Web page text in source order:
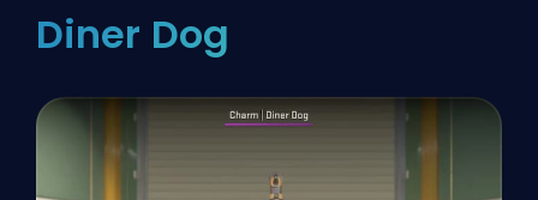
Diner Dog